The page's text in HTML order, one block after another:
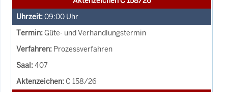
09:00 Uhr
Güte- und Verhandlungstermin
Prozessverfahren
407
C 158/26